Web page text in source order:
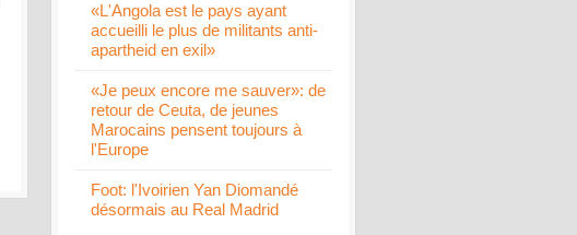
«L'Angola est le pays ayant
accueilli le plus de militants anti-
apartheid en exil»
«Je peux encore me sauver»: de
retour de Ceuta, de jeunes
Marocains pensent toujours à
l'Europe
Foot: l'Ivoirien Yan Diomandé
désormais au Real Madrid